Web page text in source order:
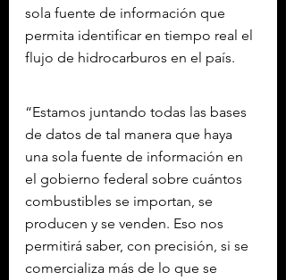
sola fuente de información que
permita identificar en tiempo real el
flujo de hidrocarburos en el país.
“Estamos juntando todas las bases
de datos de tal manera que haya
una sola fuente de información en
el gobierno federal sobre cuántos
combustibles se importan, se
producen y se venden. Eso nos
permitirá saber, con precisión, si se
comercializa más de lo que se